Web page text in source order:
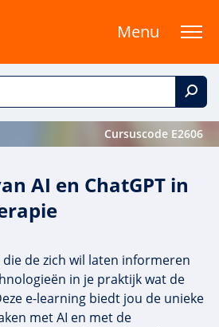
Menu
Cursuscode E2606
AI en ChatGPT in
de zich wil laten informeren
in je praktijk wat de
e-learning biedt jou de unieke
met AI en met de